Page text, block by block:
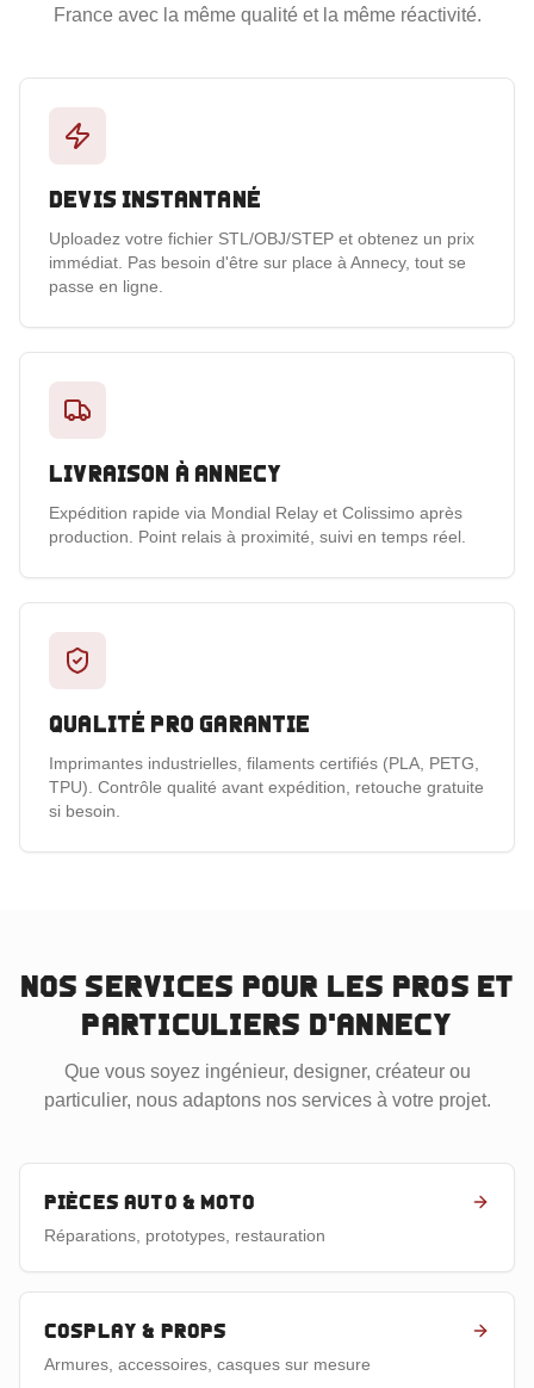
France avec la même qualité et la même réactivité.
Devis instantané
Uploadez votre fichier STL/OBJ/STEP et obtenez un prix
immédiat. Pas besoin d'être sur place à Annecy, tout se
passe en ligne.
Livraison à Annecy
Expédition rapide via Mondial Relay et Colissimo après
production. Point relais à proximité, suivi en temps réel.
Qualité pro garantie
Imprimantes industrielles, filaments certifiés (PLA, PETG,
TPU). Contrôle qualité avant expédition, retouche gratuite
si besoin.
Nos services pour les pros et
particuliers d'Annecy
Que vous soyez ingénieur, designer, créateur ou
particulier, nous adaptons nos services à votre projet.
Pièces auto & moto
Réparations, prototypes, restauration
Cosplay & props
Armures, accessoires, casques sur mesure